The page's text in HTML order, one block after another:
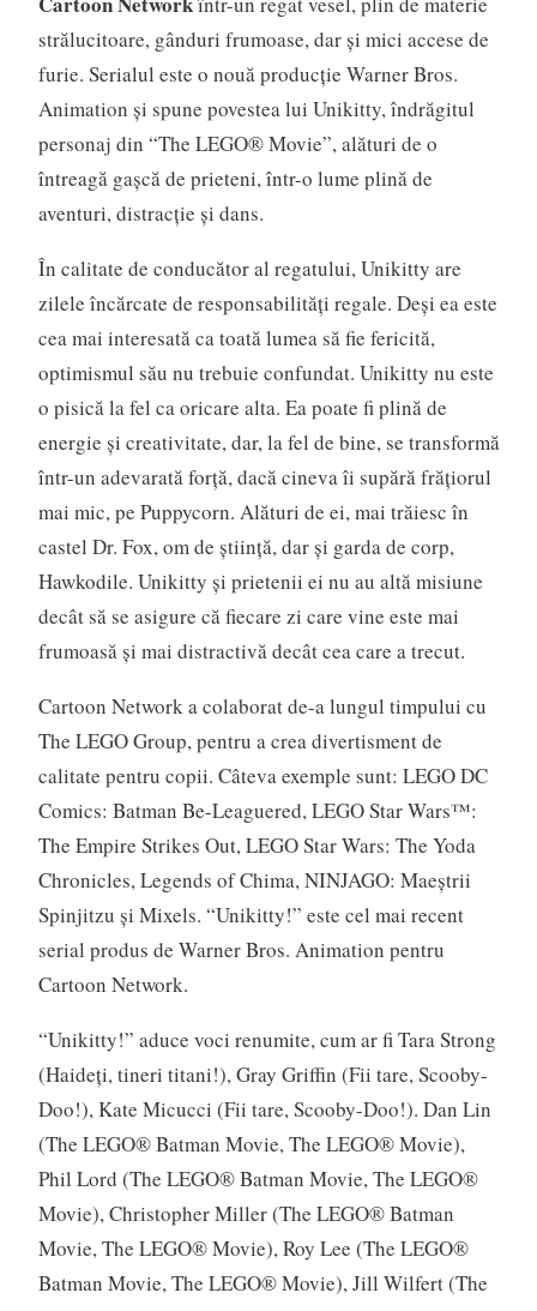
strălucitoare, gânduri frumoase, dar şi mici accese de
furie. Serialul este o nouă producţie Warner Bros.
Animation şi spune povestea lui Unikitty, îndrăgitul
personaj din “The LEGO® Movie”, alături de o
întreagă gaşcă de prieteni, într-o lume plină de
aventuri, distracţie şi dans.
În calitate de conducător al regatului, Unikitty are
zilele încărcate de responsabilități regale. Deşi ea este
cea mai interesată ca toată lumea să fie fericită,
optimismul său nu trebuie confundat. Unikitty nu este
o pisică la fel ca oricare alta. Ea poate fi plină de
energie și creativitate, dar, la fel de bine, se transformă
într-un adevarată forţă, dacă cineva îi supără frăţiorul
mai mic, pe Puppycorn. Alături de ei, mai trăiesc în
castel Dr. Fox, om de știință, dar și garda de corp,
Hawkodile. Unikitty şi prietenii ei nu au altă misiune
decât să se asigure că fiecare zi care vine este mai
frumoasă şi mai distractivă decât cea care a trecut.
Cartoon Network a colaborat de-a lungul timpului cu
The LEGO Group, pentru a crea divertisment de
calitate pentru copii. Câteva exemple sunt: LEGO DC
Comics: Batman Be-Leaguered, LEGO Star Wars™:
The Empire Strikes Out, LEGO Star Wars: The Yoda
Chronicles, Legends of Chima, NINJAGO: Maeştrii
Spinjitzu şi Mixels. “Unikitty!” este cel mai recent
serial produs de Warner Bros. Animation pentru
Cartoon Network.
“Unikitty!” aduce voci renumite, cum ar fi Tara Strong
(Haideţi, tineri titani!), Gray Griffin (Fii tare, Scooby-
Doo!), Kate Micucci (Fii tare, Scooby-Doo!). Dan Lin
(The LEGO® Batman Movie, The LEGO® Movie),
Phil Lord (The LEGO® Batman Movie, The LEGO®
Movie), Christopher Miller (The LEGO® Batman
Movie, The LEGO® Movie), Roy Lee (The LEGO®
Batman Movie, The LEGO® Movie), Jill Wilfert (The